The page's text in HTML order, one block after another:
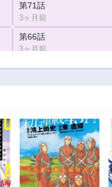
第71話
3ヶ月前
第66話
3ヶ月前
第61話
第51話
3ヶ月前
第46話
3ヶ月前